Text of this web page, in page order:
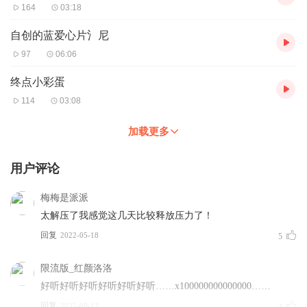
164 03:18
自创的蓝爱心片氵尼
97 06:06
终点小彩蛋
114 03:08
加载更多
用户评论
梅梅是派派
太解压了我感觉这几天比较释放压力了！
回复 2022-05-18 5
限流版_红颜洛洛
好听好听好听好听好听好听……x100000000000000……